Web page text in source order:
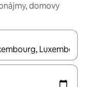
domovy
si je procházet pomocí